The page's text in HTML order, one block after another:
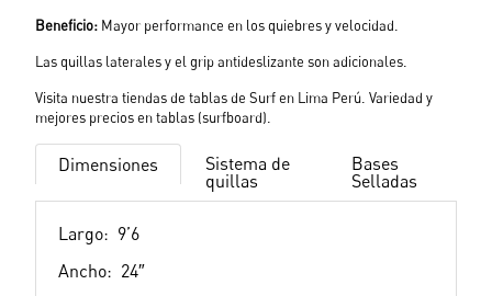
Beneficio: Mayor performance en los quiebres y velocidad.
Las quillas laterales y el grip antideslizante son adicionales.
Visita nuestra tiendas de tablas de Surf en Lima Perú. Variedad y
mejores precios en tablas (surfboard).
Dimensiones
Sistema de
quillas
Bases
Selladas
Largo: 9’6
Ancho: 24″